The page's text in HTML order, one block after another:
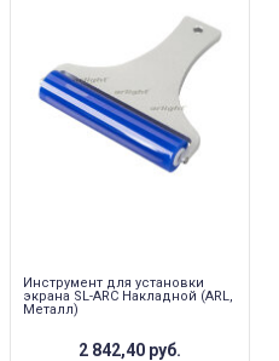
Инструмент для установки
экрана SL-ARC Накладной (ARL,
Металл)
2 842,40 руб.